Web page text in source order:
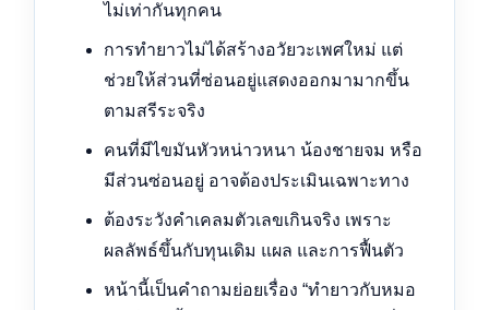
ไม่เท่ากันทุกคน
การทำยาวไม่ได้สร้างอวัยวะเพศใหม่ แต่
ช่วยให้ส่วนที่ซ่อนอยู่แสดงออกมามากขึ้น
ตามสรีระจริง
คนที่มีไขมันหัวหน่าวหนา น้องชายจม หรือ
มีส่วนซ่อนอยู่ อาจต้องประเมินเฉพาะทาง
ต้องระวังคำเคลมตัวเลขเกินจริง เพราะ
ผลลัพธ์ขึ้นกับทุนเดิม แผล และการฟื้นตัว
หน้านี้เป็นคำถามย่อยเรื่อง “ทำยาวกับหมอ